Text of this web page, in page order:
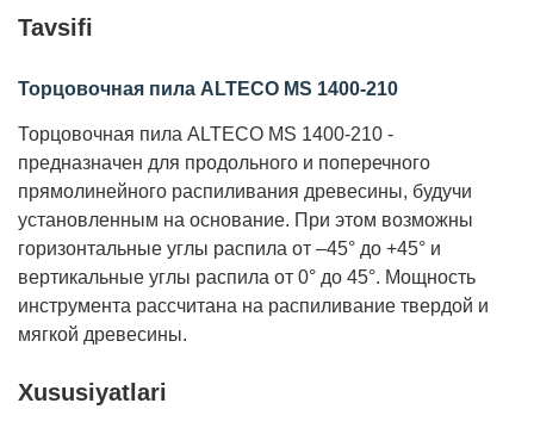
Tavsifi
Торцовочная пила ALTECO MS 1400-210
Торцовочная пила ALTECO MS 1400-210 -
предназначен для продольного и поперечного
прямолинейного распиливания древесины, будучи
установленным на основание. При этом возможны
горизонтальные углы распила от –45° до +45° и
вертикальные углы распила от 0° до 45°. Мощность
инструмента рассчитана на распиливание твердой и
мягкой древесины.
Xususiyatlari